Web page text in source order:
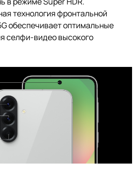
технология фронтальной
обеспечивает оптимальные
селфи-видео высокого